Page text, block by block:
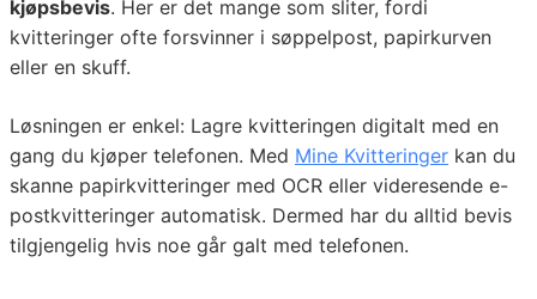
kjøpsbevis. Her er det mange som sliter, fordi
kvitteringer ofte forsvinner i søppelpost, papirkurven
eller en skuff.
Løsningen er enkel: Lagre kvitteringen digitalt med en
gang du kjøper telefonen. Med Mine Kvitteringer kan du
skanne papirkvitteringer med OCR eller videresende e-
postkvitteringer automatisk. Dermed har du alltid bevis
tilgjengelig hvis noe går galt med telefonen.